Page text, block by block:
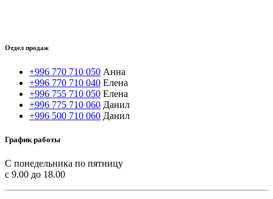
Отдел продаж
+996 770 710 050 Анна
+996 770 710 040 Елена
+996 755 710 050 Елена
+996 775 710 060 Данил
+996 500 710 060 Данил
График работы
С понедельника по пятницу
с 9.00 до 18.00